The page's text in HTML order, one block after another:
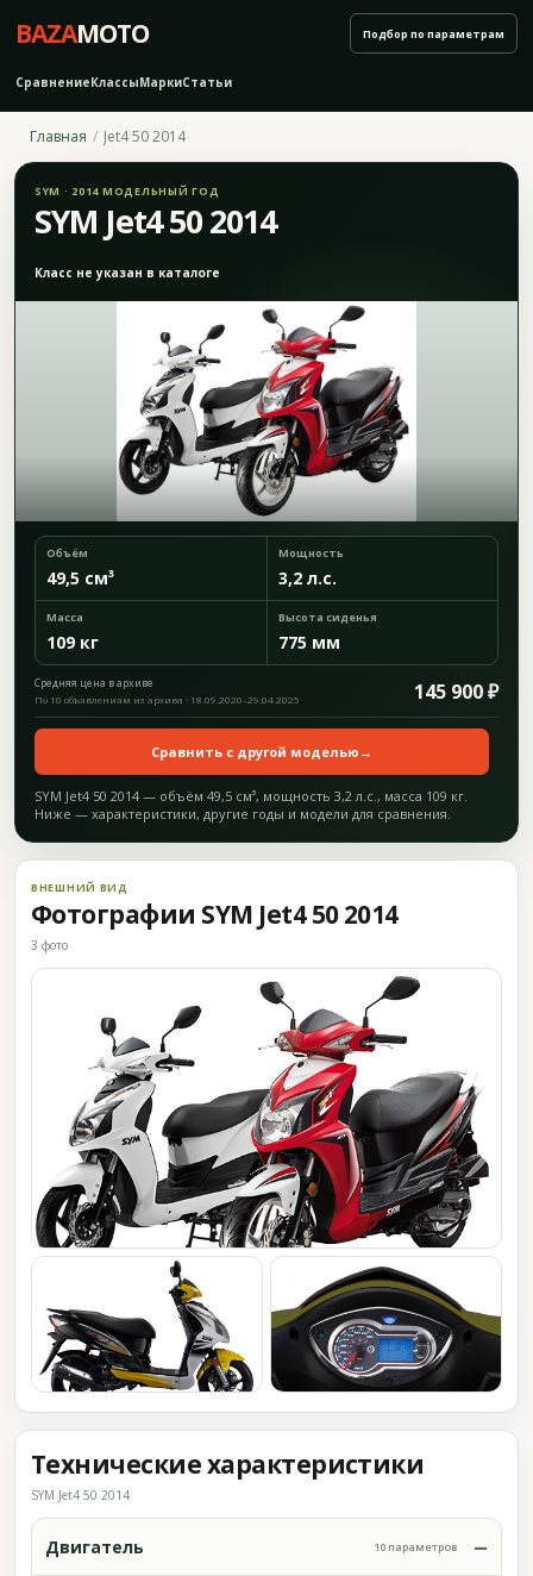
BAZAMOTO
СравнениеКлассыМаркиСтатьи
Подбор по параметрам
Главная Jet4 50 2014
SYM · 2014 МОДЕЛЬНЫЙ ГОД
SYM Jet4 50 2014
Класс не указан в каталоге
Объём
49,5 см³
Мощность
3,2 л.с.
Масса
109 кг
Высота сиденья
775 мм
Средняя цена в архиве 145 900 ₽
По 10 объявлениям из архива · 18.09.2020–29.04.2025
Сравнить с другой моделью →
SYM Jet4 50 2014 — объём 49,5 см³, мощность 3,2 л.с., масса 109 кг.
Ниже — характеристики, другие годы и модели для сравнения.
ВНЕШНИЙ ВИД
Фотографии SYM Jet4 50 2014
3 фото
Технические характеристики
SYM Jet4 50 2014
Двигатель 10 параметров